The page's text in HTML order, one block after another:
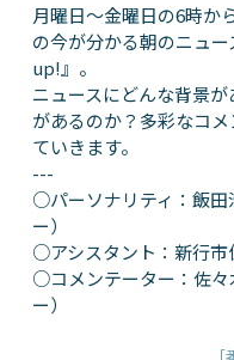
月曜日～金曜日の6時か
の今が分かる朝のニュ
up!』。
ニュースにどんな背景
があるのか？多彩なコ
ていきます。
---
○パーソナリティ：飯田
ー）
○アシスタント：新行市
○コメンテーター：佐々
ー）